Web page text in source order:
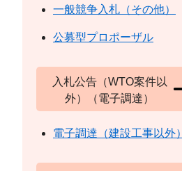
一般競争入札（その他）
公募型プロポーザル
入札公告（WTO案件以
外）（電子調達）
電子調達（建設工事以外）